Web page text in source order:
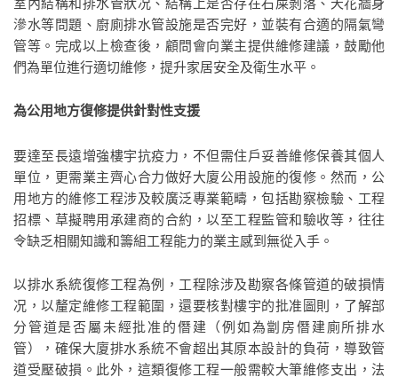
滲水等問題、廚廁排水管設施是否完好，並裝有合適的隔氣彎
管等。完成以上檢查後，顧問會向業主提供維修建議，鼓勵他
們為單位進行適切維修，提升家居安全及衛生水平。
為公用地方復修提供針對性支援
要達至長遠增強樓宇抗疫力，不但需住戶妥善維修保養其個人
單位，更需業主齊心合力做好大廈公用設施的復修。然而，公
用地方的維修工程涉及較廣泛專業範疇，包括勘察檢驗、工程
招標、草擬聘用承建商的合約，以至工程監管和驗收等，往往
令缺乏相關知識和籌組工程能力的業主感到無從入手。
以排水系統復修工程為例，工程除涉及勘察各條管道的破損情
况，以釐定維修工程範圍，還要核對樓宇的批准圖則，了解部
分管道是否屬未經批准的僭建（例如為劏房僭建廁所排水
管），確保大廈排水系統不會超出其原本設計的負荷，導致管
道受壓破損。此外，這類復修工程一般需較大筆維修支出，法